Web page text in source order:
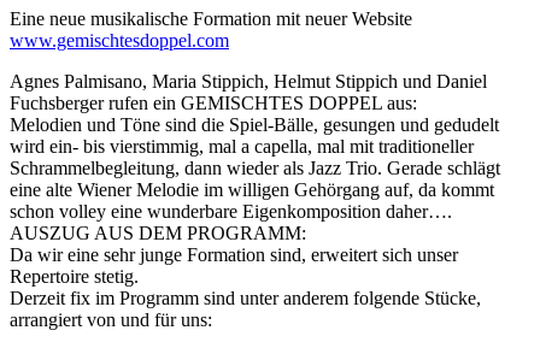
Eine neue musikalische Formation mit neuer Website
www.gemischtesdoppel.com
Agnes Palmisano, Maria Stippich, Helmut Stippich und Daniel
Fuchsberger rufen ein GEMISCHTES DOPPEL aus:
Melodien und Töne sind die Spiel-Bälle, gesungen und gedudelt
wird ein- bis vierstimmig, mal a capella, mal mit traditioneller
Schrammelbegleitung, dann wieder als Jazz Trio. Gerade schlägt
eine alte Wiener Melodie im willigen Gehörgang auf, da kommt
schon volley eine wunderbare Eigenkomposition daher….
AUSZUG AUS DEM PROGRAMM:
Da wir eine sehr junge Formation sind, erweitert sich unser
Repertoire stetig.
Derzeit fix im Programm sind unter anderem folgende Stücke,
arrangiert von und für uns: